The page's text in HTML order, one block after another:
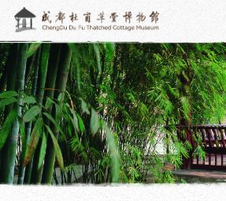
活动 “人日游草堂”系列文化活动
中国传统节庆活动
诗歌主题活动
其它活动